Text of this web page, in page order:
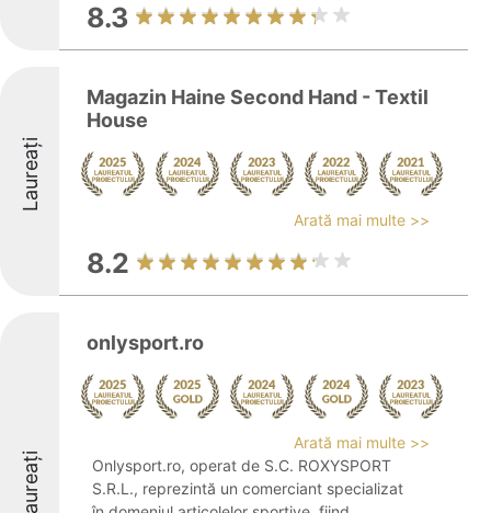
8.3
Laureați
Magazin Haine Second Hand - Textil
House
Arată mai multe >>
8.2
Laureați
onlysport.ro
Arată mai multe >>
Onlysport.ro, operat de S.C. ROXYSPORT
S.R.L., reprezintă un comerciant specializat